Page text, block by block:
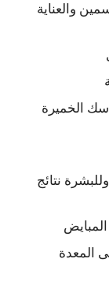
والعناية
الخميرة
نتائج
المعدة